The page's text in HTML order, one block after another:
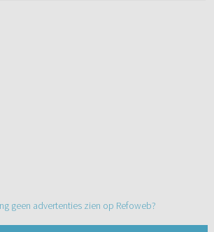
geen advertenties zien op Refoweb?